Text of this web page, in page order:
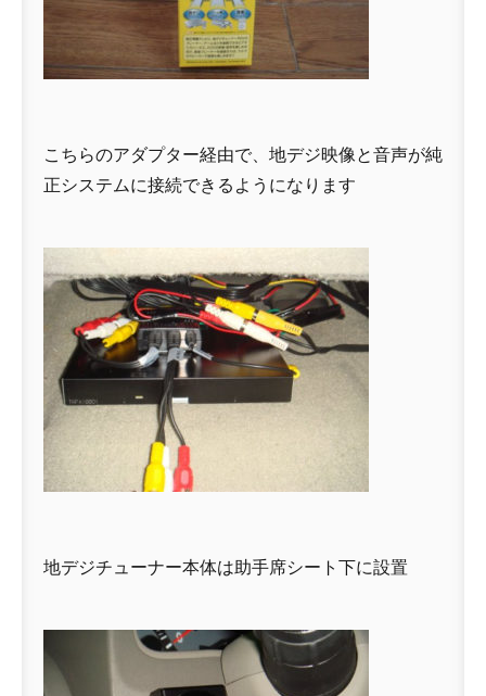
こちらのアダプター経由で、地デジ映像と音声が純
正システムに接続できるようになります
地デジチューナー本体は助手席シート下に設置